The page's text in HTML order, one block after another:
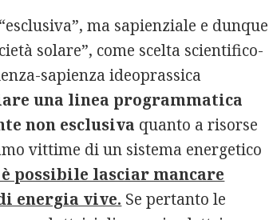
ma sapienziale e dunque
solare”, come scelta scientifico-
sapienza ideoprassica
una linea programmatica
non esclusiva quanto a risorse
vittime di un sistema energetico
possibile lasciar mancare
energia vive. Se pertanto le